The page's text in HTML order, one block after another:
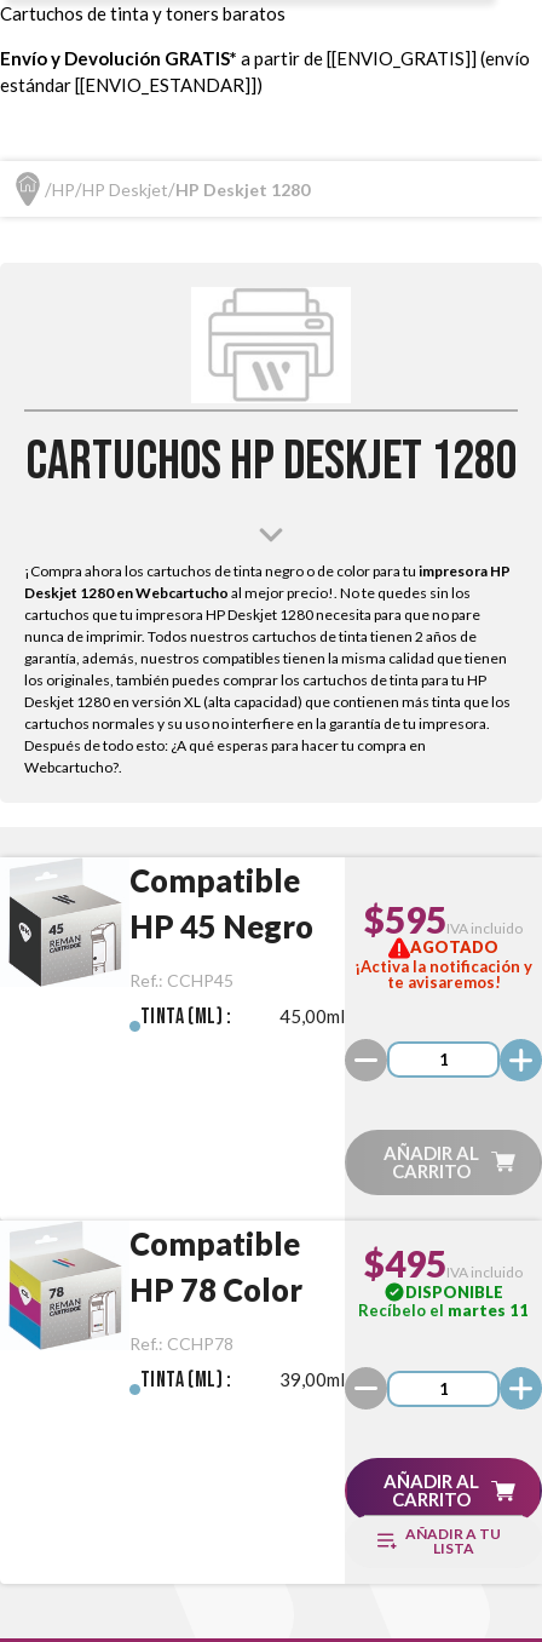
Cartuchos de tinta y toners baratos
Envío y Devolución GRATIS* a partir de [[ENVIO_GRATIS]] (envío
estándar [[ENVIO_ESTANDAR]])
HP HP Deskjet HP Deskjet 1280
Cartuchos HP Deskjet 1280
¡Compra ahora los cartuchos de tinta negro o de color para tu impresora HP
Deskjet 1280 en Webcartucho al mejor precio!. No te quedes sin los
cartuchos que tu impresora HP Deskjet 1280 necesita para que no pare
nunca de imprimir. Todos nuestros cartuchos de tinta tienen 2 años de
garantía, además, nuestros compatibles tienen la misma calidad que tienen
los originales, también puedes comprar los cartuchos de tinta para tu HP
Deskjet 1280 en versión XL (alta capacidad) que contienen más tinta que los
cartuchos normales y su uso no interfiere en la garantía de tu impresora.
Después de todo esto: ¿A qué esperas para hacer tu compra en
Webcartucho?.
Compatible
HP 45 Negro
Ref.: CCHP45
Tinta (ml) : 45,00ml
$595IVA incluido
AGOTADO
¡Activa la notificación y
te avisaremos!
AÑADIR AL
CARRITO
Compatible
HP 78 Color
Ref.: CCHP78
Tinta (ml) : 39,00ml
$495IVA incluido
DISPONIBLE
Recíbelo el martes 11
AÑADIR AL
CARRITO
AÑADIR A TU
LISTA